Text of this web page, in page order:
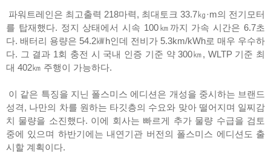
파워트레인은 최고출력 218마력, 최대토크 33.7㎏·m의 전기모터
를 탑재했다. 정지 상태에서 시속 100㎞까지 가속 시간은 6.7초
다. 배터리 용량은 54.2㎾h인데 전비가 5.3km/kWh로 매우 우수하
다. 그 결과 1회 충전 시 국내 인증 기준 약 300㎞, WLTP 기준 최
대 402㎞ 주행이 가능하다.
이 같은 특징을 지닌 폴스미스 에디션은 개성을 중시하는 브랜드
성격, 나만의 차를 원하는 타깃층의 수요와 맞아 떨어지며 일찌감
치 물량을 소진했다. 이에 회사는 빠르게 추가 물량 수급을 검토
중에 있으며 하반기에는 내연기관 버전의 폴스미스 에디션도 출
시할 계획이다.